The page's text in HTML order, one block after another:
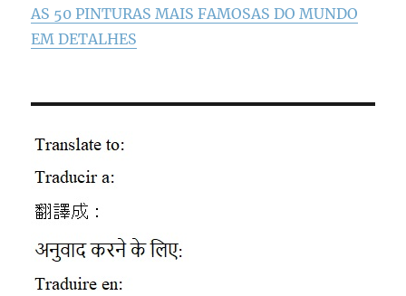
AS 50 PINTURAS MAIS FAMOSAS DO MUNDO
EM DETALHES